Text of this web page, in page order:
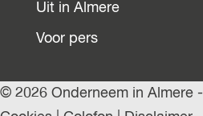
Uit in Almere
Voor pers
© 2026 Onderneem in Almere -